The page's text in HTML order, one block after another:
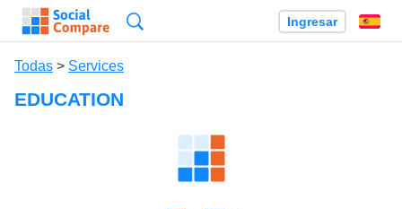
Ingresar
Todas > Services
EDUCATION